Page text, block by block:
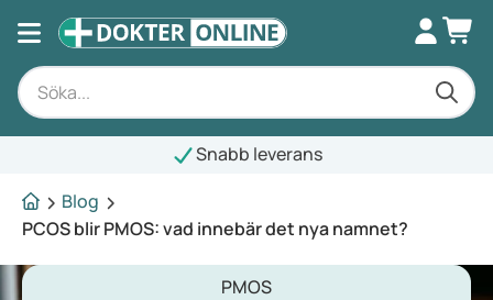
Snabb leverans
Blog
PCOS blir PMOS: vad innebär det nya namnet?
PMOS